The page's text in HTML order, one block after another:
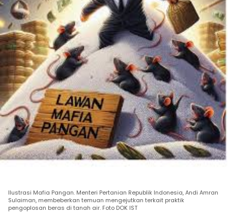
Ilustrasi Mafia Pangan. Menteri Pertanian Republik Indonesia, Andi Amran
Sulaiman, membeberkan temuan mengejutkan terkait praktik
pengoplosan beras di tanah air. Foto DOK IST